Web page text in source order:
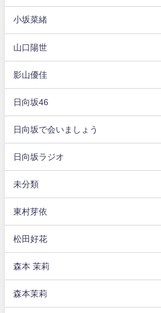
小坂菜緒
山口陽世
影山優佳
日向坂46
日向坂で会いましょう
日向坂ラジオ
未分類
東村芽依
松田好花
森本 茉莉
森本茉莉